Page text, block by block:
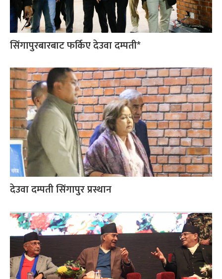
सिंगापुरबारबाट फर्किए देउवा दम्पती*
देउवा दम्पती सिंगापुर प्रस्थान